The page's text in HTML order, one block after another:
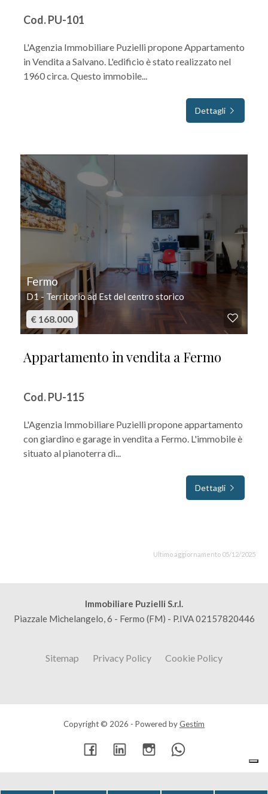
Cod. PU-101
L'Agenzia Immobiliare Puzielli propone Appartamento
in Vendita a Salvano. L'edificio è stato realizzato nel
1960 circa. Questo immobile...
Dettagli
Fermo
D1 - Territorio ad Est del centro storico
€ 168.000
Appartamento in vendita a Fermo
Cod. PU-115
L'Agenzia Immobiliare Puzielli propone appartamento
con giardino e garage in vendita a Fermo. L'immobile è
situato al pianoterra di...
Dettagli
Ultimo aggiornamento 05/12/2025
Immobiliare Puzielli S.r.l.
Piazzale Michelangelo, 6 - Fermo (FM) - P.IVA 02157820446
Sitemap Privacy Policy Cookie Policy
Copyright © 2026 - Powered byGestim